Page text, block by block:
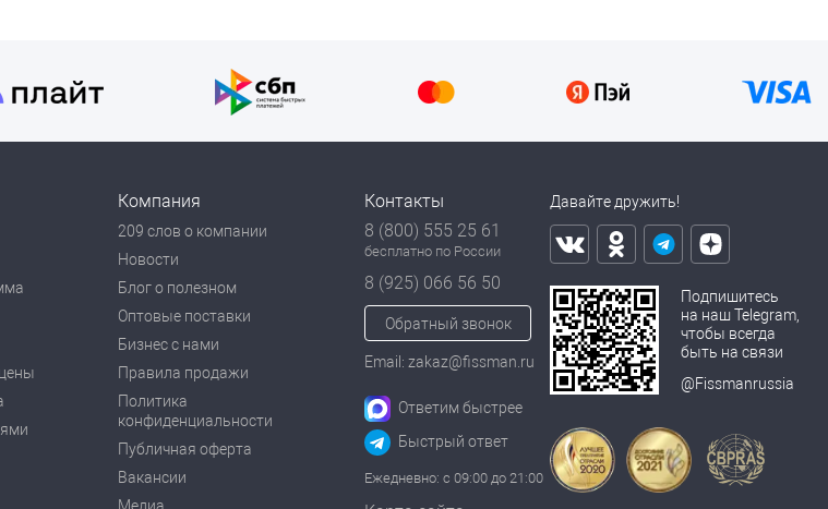
Компания
209 слов о компании
Новости
Блог о полезном
Оптовые поставки
Бизнес с нами
Правила продажи
Политика
конфиденциальности
Публичная оферта
Вакансии
Контакты
8 (800) 555 25 61
бесплатно по России
8 (925) 066 56 50
Обратный звонок
Email: zakaz@fissman.ru
Ответим быстрее
Быстрый ответ
Ежедневно: с 09:00 до 21:00
Давайте дружить!
Подпишитесь
на наш Telegram,
чтобы всегда
быть на связи
@Fissmanrussia